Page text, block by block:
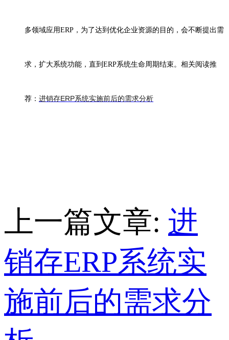
多领域应用ERP，为了达到优化企业资源的目的，会不断提出需
求，扩大系统功能，直到ERP系统生命周期结束。相关阅读推
荐： 进销存ERP系统实施前后的需求分析
上一篇文章: 进
销存ERP系统实
施前后的需求分